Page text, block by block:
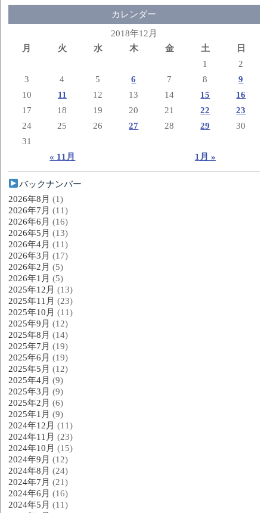
カレンダー
2018年12月
月
火 水 木 金 土 日
« 11月 1月 »
1
2
3
4 5 6 7 8
9
10
11 12 13 14 15
16
17
18 19 20 21 22
23
24
25 26 27 28 29
30
31
バックナンバー
2026年8月 (1)
2026年7月 (11)
2026年6月 (16)
2026年5月 (13)
2026年4月 (11)
2026年3月 (17)
2026年2月 (5)
2026年1月 (5)
2025年12月 (13)
2025年11月 (23)
2025年10月 (11)
2025年9月 (12)
2025年8月 (14)
2025年7月 (19)
2025年6月 (19)
2025年5月 (12)
2025年4月 (9)
2025年3月 (9)
2025年2月 (6)
2025年1月 (9)
2024年12月 (11)
2024年11月 (23)
2024年10月 (15)
2024年9月 (12)
2024年8月 (24)
2024年7月 (21)
2024年6月 (16)
2024年5月 (11)